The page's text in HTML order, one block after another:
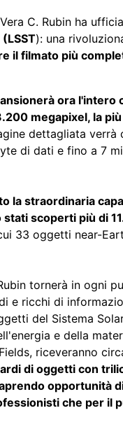
C. Rubin ha
): una
il filmato più
ora
megapixel, la
dettagliata
di dati e fino a 7
la straordinaria
stati scoperti più di
33 oggetti near-
tornerà in ogni
e ricchi di
del Sistema
e della
riceveranno
di oggetti con
opportunità
che per il